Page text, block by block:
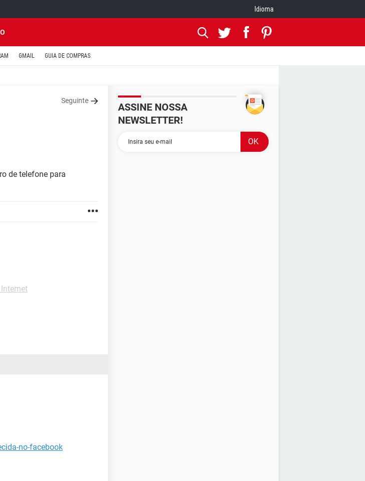
Idioma
GMAIL GUIA DE COMPRAS
Seguinte
de telefone para
no-facebook
ASSINE NOSSA
NEWSLETTER!